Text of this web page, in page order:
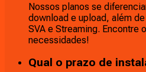
Nossos planos se
download e upload, além
SVA e Streaming. Encontre
necessidades!
Qual o prazo de